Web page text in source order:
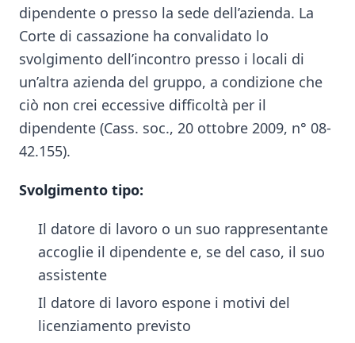
dipendente o presso la sede dell’azienda. La
Corte di cassazione ha convalidato lo
svolgimento dell’incontro presso i locali di
un’altra azienda del gruppo, a condizione che
ciò non crei eccessive difficoltà per il
dipendente (Cass. soc., 20 ottobre 2009, n° 08-
42.155).
Svolgimento tipo:
Il datore di lavoro o un suo rappresentante
accoglie il dipendente e, se del caso, il suo
assistente
Il datore di lavoro espone i motivi del
licenziamento previsto